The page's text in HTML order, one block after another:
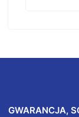
GWARANCJA,